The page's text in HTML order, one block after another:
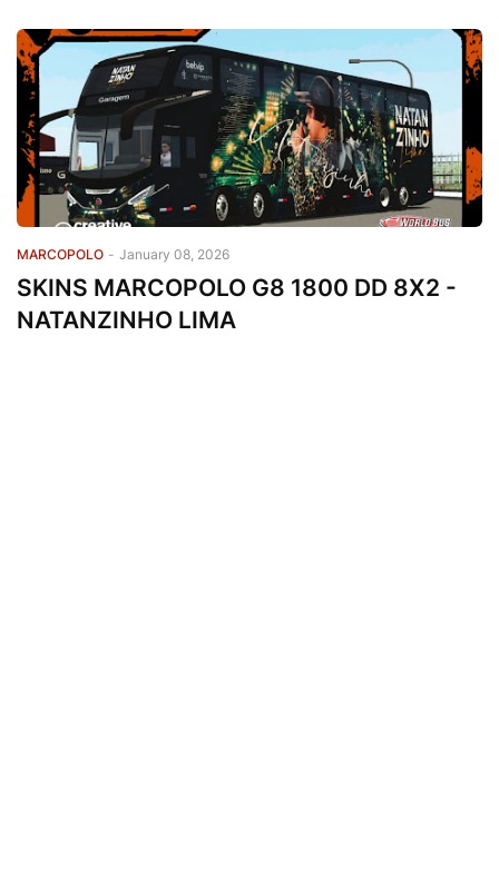
MARCOPOLO - January 08, 2026
SKINS MARCOPOLO G8 1800 DD 8X2 -
NATANZINHO LIMA